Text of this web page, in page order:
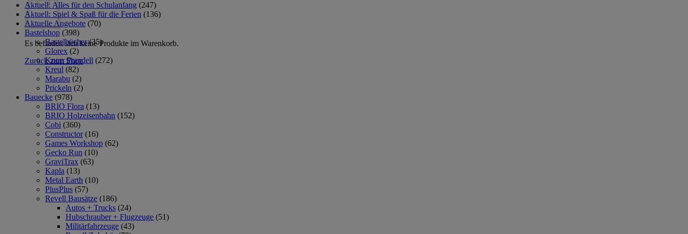
Es befinden sich keine Produkte im Warenkorb.
Zurück zum Shop
Aktuell: Alles für den Schulanfang (247)
Aktuell: Spiel & Spaß für die Ferien (136)
Aktuelle Angebote (70)
Bastelshop (398)
Bastelbücher (35)
Glorex (2)
Knorr Prandell (272)
Kreul (82)
Marabu (2)
Prickeln (2)
Bauecke (978)
BRIO Flora (13)
BRIO Holzeisenbahn (152)
Cobi (360)
Constructor (16)
Games Workshop (62)
Gecko Run (10)
GraviTrax (63)
Kapla (13)
Metal Earth (10)
PlusPlus (57)
Revell Bausätze (186)
Autos + Trucks (24)
Hubschrauber + Flugzeuge (51)
Militärfahrzeuge (43)